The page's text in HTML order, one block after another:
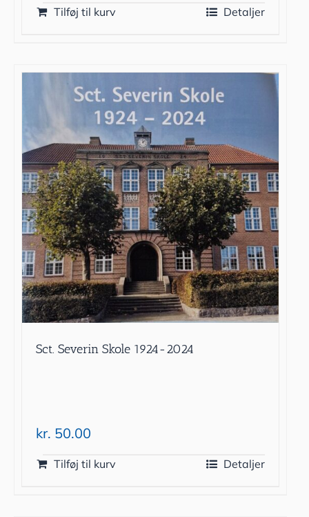
Tilføj til kurv Detaljer
Sct. Severin Skole 1924-2024
kr. 50.00
Tilføj til kurv Detaljer